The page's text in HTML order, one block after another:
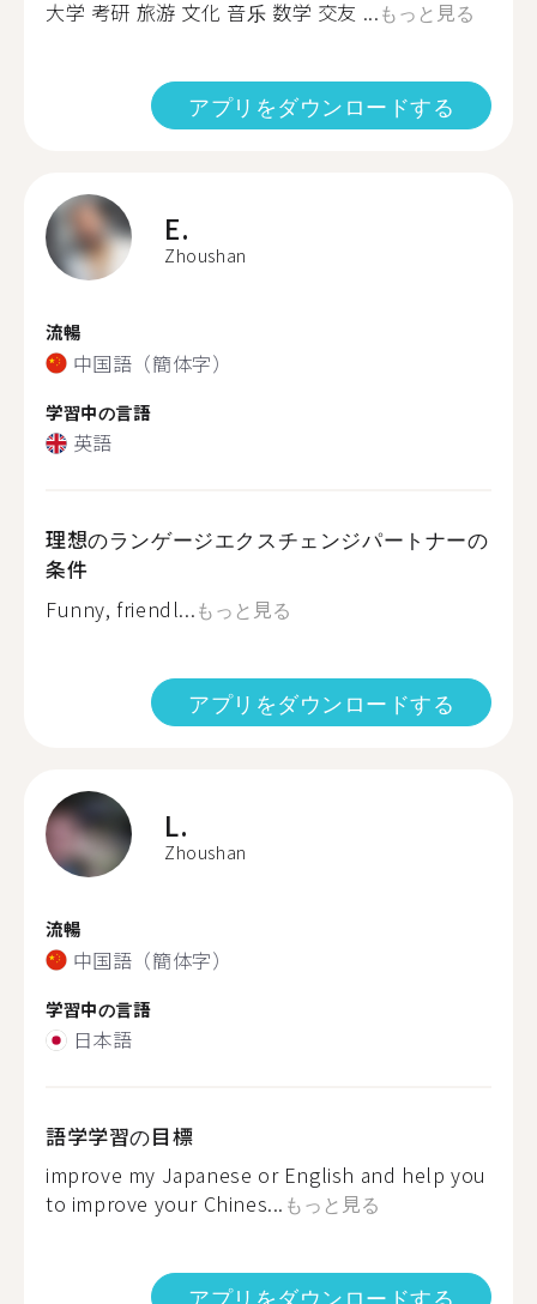
大学 考研 旅游 文化 音乐 数学 交友 ...もっと見る
アプリをダウンロードする
E.
Zhoushan
流暢
中国語（簡体字）
学習中の言語
英語
理想のランゲージエクスチェンジパートナーの
条件
Funny, friendl...もっと見る
アプリをダウンロードする
L.
Zhoushan
流暢
中国語（簡体字）
学習中の言語
日本語
語学学習の目標
improve my Japanese or English and help you
to improve your Chines... もっと見る
アプリをダウンロードする